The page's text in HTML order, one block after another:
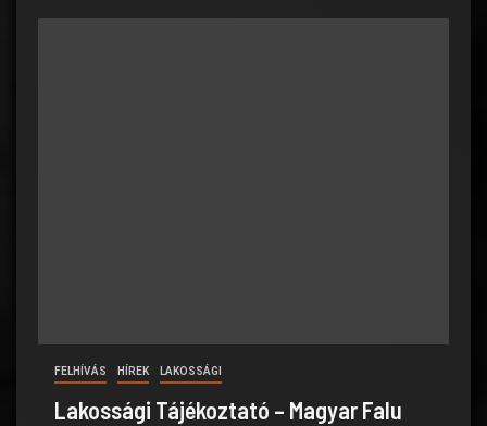
FELHÍVÁS HÍREK LAKOSSÁGI
Lakossági Tájékoztató – Magyar Falu